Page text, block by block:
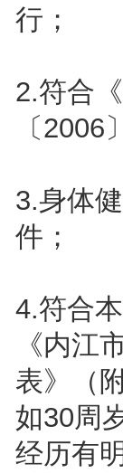
行；
2.符合
〔
3.身体
件；
4.符合
《内江
表》（
如30周
经历有